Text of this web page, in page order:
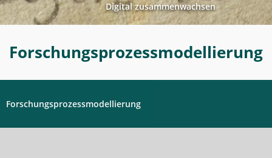
Digital zusammenwachsen
-
Digitales
Labor
Forschungsprozessmodellierung
Forschungsprozessmodellierung